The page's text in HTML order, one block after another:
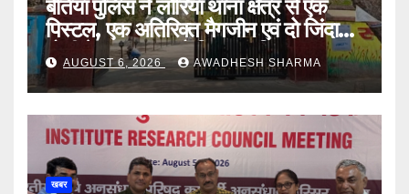
बेतिया पुलिस ने लौरिया थाना क्षेत्र से एक
पिस्टल, एक अतिरिक्त मैगजीन एवं दो जिंदा
गोली के साथ एक को गिरफ्तार दिया
AUGUST 6, 2026 AWADHESH SHARMA
खबर